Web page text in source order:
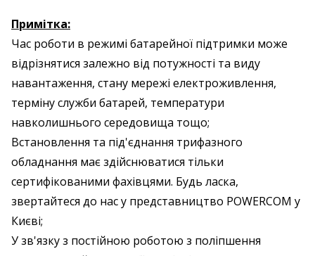
Примітка:
Час роботи в режимі батарейної підтримки може
відрізнятися залежно від потужності та виду
навантаження, стану мережі електроживлення,
терміну служби батарей, температури
навколишнього середовища тощо;
Встановлення та під'єднання трифазного
обладнання має здійснюватися тільки
сертифікованими фахівцями. Будь ласка,
звертайтеся до нас у представництво POWERCOM у
Києві;
У зв'язку з постійною роботою з поліпшення